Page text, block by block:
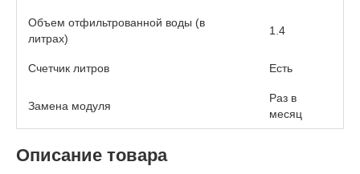
Объем отфильтрованной воды (в
литрах)
1.4
Счетчик литров Есть
Замена модуля
Раз в
месяц
Описание товара